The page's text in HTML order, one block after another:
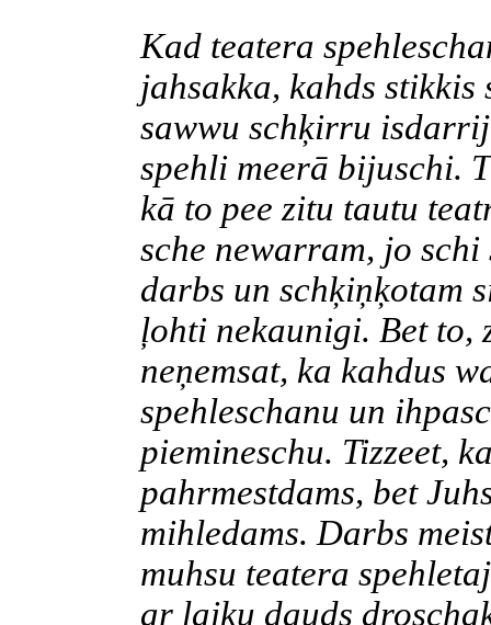
Kad teatera
jahsakka, kahds stikkis
sawwu schķirru
spehli meerā bijuschi.
kā to pee zitu tautu
sche newarram, jo schi
darbs un schķiņķotam
ļohti nekaunigi. Bet to,
neņemsat, ka kahdus
spehleschanu un
piemineschu. Tizzeet,
pahrmestdams, bet
mihledams. Darbs
muhsu teatera
ar laiku dauds